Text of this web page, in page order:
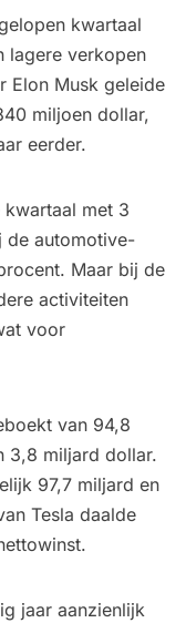
kwartaal
lagere verkopen
Elon Musk geleide
miljoen dollar,
eerder.
met 3
de automotive-
Maar bij de
activiteiten
voor
van 94,8
3,8 miljard dollar.
97,7 miljard en
Tesla daalde
jaar aanzienlijk